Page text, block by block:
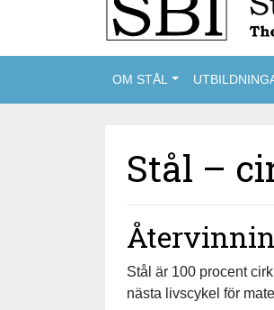
OM STÅL
Stål –
Stål är 100 procent
nästa livscykel för